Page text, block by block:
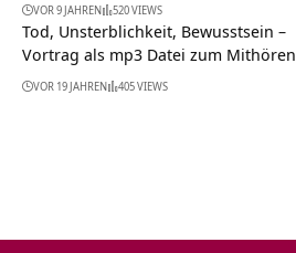
VOR 9 JAHREN 520 VIEWS
Tod, Unsterblichkeit, Bewusstsein –
Vortrag als mp3 Datei zum Mithören
VOR 19 JAHREN 405 VIEWS